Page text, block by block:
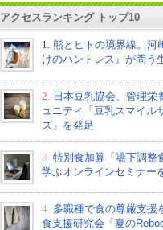
アクセスランキング トップ10
1.
熊とヒトの境界線。河
けのハントレス』が問う
2.
日本豆乳協会、管理栄
ュニティ「豆乳スマイル
ズ」を発足
3. 特別食加算「嚥下調整
学ぶオンラインセミナー
4. 多職種で食の尊厳支援
食支援研究会「夏の